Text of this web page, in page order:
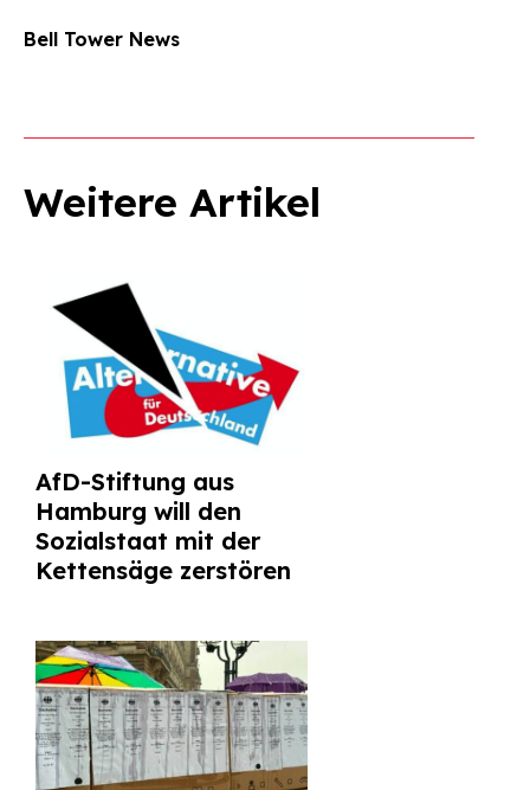
Bell Tower News
Weitere Artikel
AfD-Stiftung aus
Hamburg will den
Sozialstaat mit der
Kettensäge zerstören